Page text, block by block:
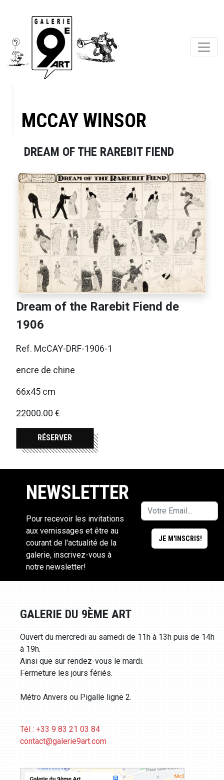
MCCAY WINSOR
DREAM OF THE RAREBIT FIEND
Dream of the Rarebit Fiend de
1906
Ref. McCAY-DRF-1906-1
encre de chine
66x45 cm
22000.00 €
RÉSERVER
NEWSLETTER
Pour recevoir les invitations
aux vernissages et être au
courant de l'actualité de la
galerie, inscrivez-vous à
notre newsletter!
GALERIE DU 9ÈME ART
Ouvert du mercredi au samedi de 11h à 13h puis de 14h
à 19h.
Ainsi que sur rendez-vous le mardi.
Fermeture les jours fériés.
Métro Anvers ou Pigalle ligne 2.
Tél : +33 9 83 21 03 84
contact@galerie9art.com